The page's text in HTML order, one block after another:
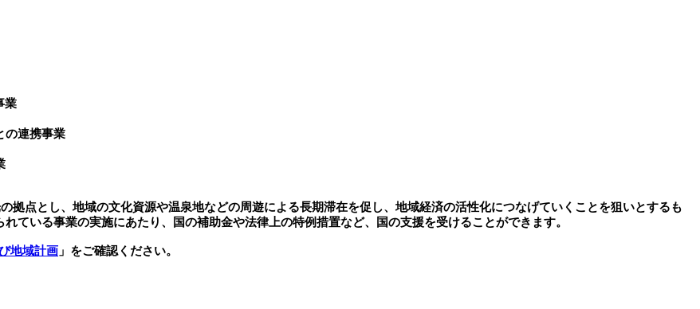
業
連携事業
点とし、地域の文化資源や温泉地などの周遊による長期滞在を促し、地域経済の活性化につなげていくことを狙いとするも
ている事業の実施にあたり、国の補助金や法律上の特例措置など、国の支援を受けることができます。
地域計画 」をご確認ください。